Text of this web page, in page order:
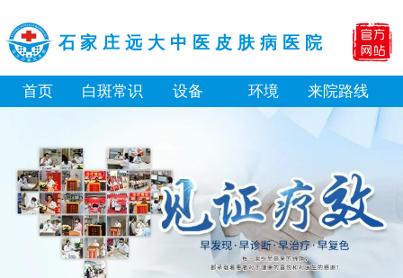
石家庄远大中医皮肤病医院
首页 白斑常识 设备 环境 来院路线